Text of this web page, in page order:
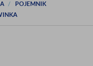
POJEMNIK